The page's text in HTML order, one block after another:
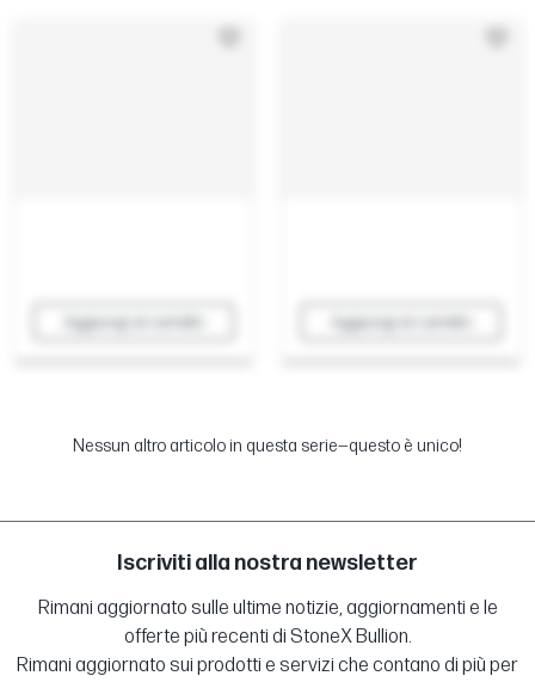
Aggiungi al carrello Aggiungi al carrello
Nessun altro articolo in questa serie—questo è unico!
Iscriviti alla nostra newsletter
Rimani aggiornato sulle ultime notizie, aggiornamenti e le
offerte più recenti di StoneX Bullion.
Rimani aggiornato sui prodotti e servizi che contano di più per